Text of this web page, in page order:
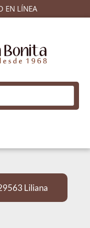
EN LÍNEA
Liliana